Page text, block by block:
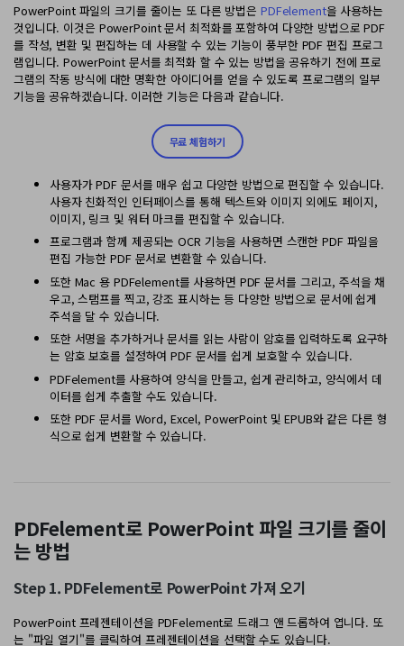
PowerPoint 파일의 크기를 줄이는 또 다른 방법은 PDFelement을 사용하는
것입니다. 이것은 PowerPoint 문서 최적화를 포함하여 다양한 방법으로 PDF
를 작성, 변환 및 편집하는 데 사용할 수 있는 기능이 풍부한 PDF 편집 프로그
램입니다. PowerPoint 문서를 최적화 할 수 있는 방법을 공유하기 전에 프로
그램의 작동 방식에 대한 명확한 아이디어를 얻을 수 있도록 프로그램의 일부
기능을 공유하겠습니다. 이러한 기능은 다음과 같습니다.
무료 체험하기
사용자가 PDF 문서를 매우 쉽고 다양한 방법으로 편집할 수 있습니다.
사용자 친화적인 인터페이스를 통해 텍스트와 이미지 외에도 페이지,
이미지, 링크 및 워터 마크를 편집할 수 있습니다.
프로그램과 함께 제공되는 OCR 기능을 사용하면 스캔한 PDF 파일을
편집 가능한 PDF 문서로 변환할 수 있습니다.
또한 Mac 용 PDFelement를 사용하면 PDF 문서를 그리고, 주석을 채
우고, 스탬프를 찍고, 강조 표시하는 등 다양한 방법으로 문서에 쉽게
주석을 달 수 있습니다.
또한 서명을 추가하거나 문서를 읽는 사람이 암호를 입력하도록 요구하
는 암호 보호를 설정하여 PDF 문서를 쉽게 보호할 수 있습니다.
PDFelement를 사용하여 양식을 만들고, 쉽게 관리하고, 양식에서 데
이터를 쉽게 추출할 수도 있습니다.
또한 PDF 문서를 Word, Excel, PowerPoint 및 EPUB와 같은 다른 형
식으로 쉽게 변환할 수 있습니다.
PDFelement로 PowerPoint 파일 크기를 줄이
는 방법
Step 1. PDFelement로 PowerPoint 가져 오기
PowerPoint 프레젠테이션을 PDFelement로 드래그 앤 드롭하여 엽니다. 또
는 "파일 열기"를 클릭하여 프레젠테이션을 선택할 수도 있습니다.